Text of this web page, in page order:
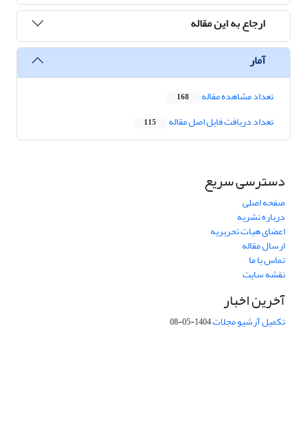
ارجاع به این مقاله
آمار
تعداد مشاهده مقاله 168
تعداد دریافت فایل اصل مقاله 115
دسترسی سریع
صفحه اصلی
درباره نشریه
اعضای هیات تحریریه
ارسال مقاله
تماس با ما
نقشه سایت
آخرین اخبار
تکمیل آرشیو مجلات1404-05-08